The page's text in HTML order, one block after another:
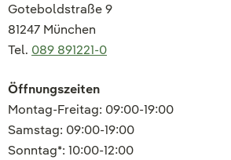
Goteboldstraße 9
81247 München
Tel. 089 891221-0
Öffnungszeiten
Montag-Freitag: 09:00-19:00
Samstag: 09:00-19:00
Sonntag*: 10:00-12:00